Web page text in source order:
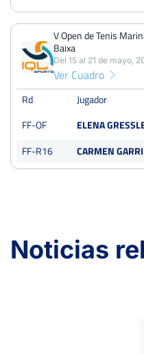
24
Open Sueca
Del 15 al 21 de
Dieciseisavos
V Open de Tenis Marina
Del 15 al 21 de mayo,
V Open de Tenis
Baixa
Del 15 al 21 de mayo,
Ver Cuadro
Rd Jugador
FF-OF
ELENA
FF-R16
CARMEN
Noticias